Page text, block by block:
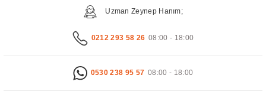
Uzman Zeynep Hanım;
0212 293 58 26 08:00 - 18:00
0530 238 95 57 08:00 - 18:00